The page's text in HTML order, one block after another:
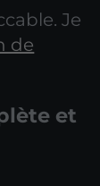
Je
de
et